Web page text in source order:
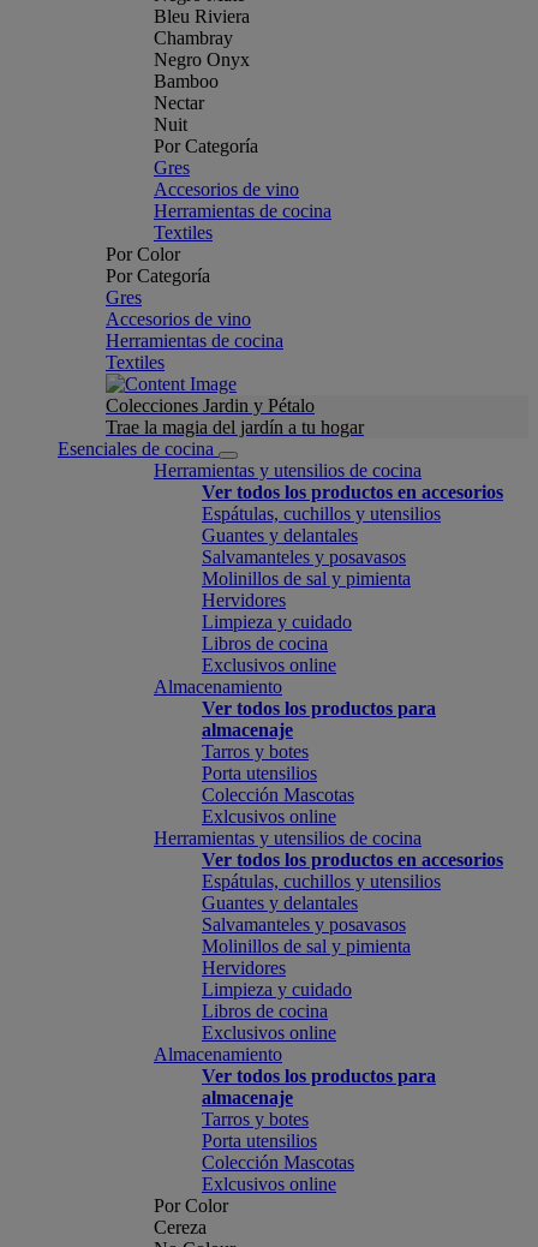
Bleu Riviera
Chambray
Negro Onyx
Bamboo
Nectar
Nuit
Por Categoría
Gres
Accesorios de vino
Herramientas de cocina
Textiles
Por Color
Por Categoría
Gres
Accesorios de vino
Herramientas de cocina
Textiles
Colecciones Jardin y Pétalo
Trae la magia del jardín a tu hogar
Esenciales de cocina
Herramientas y utensilios de cocina
Ver todos los productos en accesorios
Espátulas, cuchillos y utensilios
Guantes y delantales
Salvamanteles y posavasos
Molinillos de sal y pimienta
Hervidores
Limpieza y cuidado
Libros de cocina
Exclusivos online
Almacenamiento
Ver todos los productos para
almacenaje
Tarros y botes
Porta utensilios
Colección Mascotas
Exlcusivos online
Herramientas y utensilios de cocina
Ver todos los productos en accesorios
Espátulas, cuchillos y utensilios
Guantes y delantales
Salvamanteles y posavasos
Molinillos de sal y pimienta
Hervidores
Limpieza y cuidado
Libros de cocina
Exclusivos online
Almacenamiento
Ver todos los productos para
almacenaje
Tarros y botes
Porta utensilios
Colección Mascotas
Exlcusivos online
Por Color
Cereza